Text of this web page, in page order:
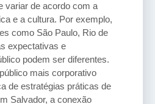
variar de acordo com a
e a cultura. Por exemplo,
como São Paulo, Rio de
expectativas e
podem ser diferentes.
mais corporativo
de estratégias práticas de
Salvador, a conexão